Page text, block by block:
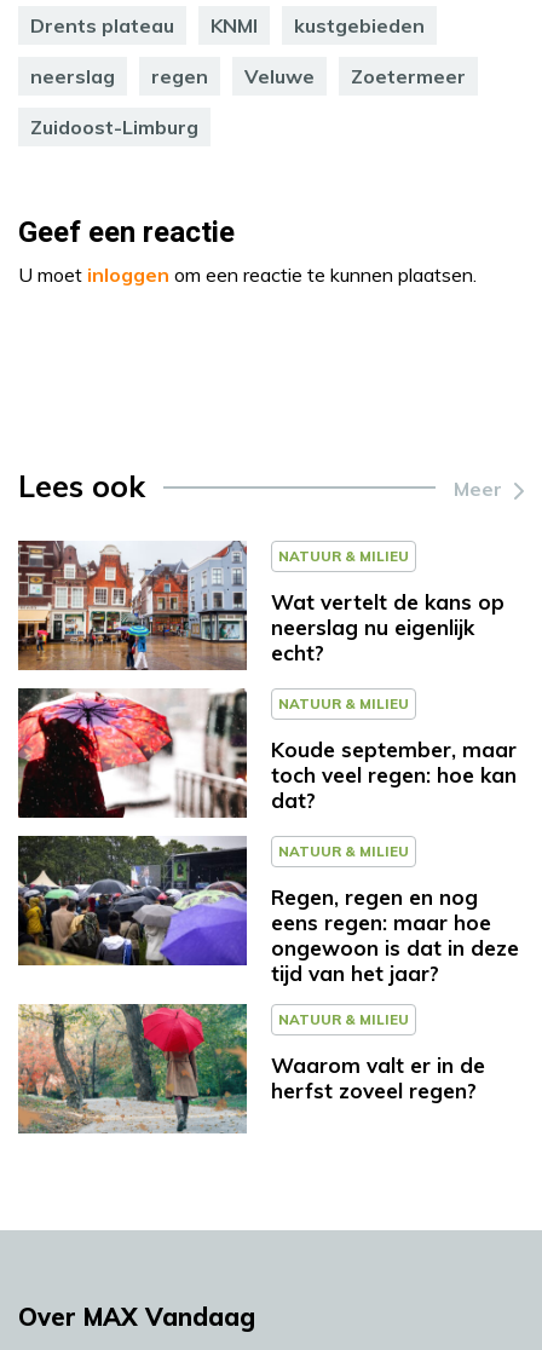
Drents plateau KNMI kustgebieden
neerslag regen Veluwe Zoetermeer
Zuidoost-Limburg
Geef een reactie
U moet inloggen om een reactie te kunnen plaatsen.
Lees ook Meer
NATUUR & MILIEU
Wat vertelt de kans op
neerslag nu eigenlijk
echt?
NATUUR & MILIEU
Koude september, maar
toch veel regen: hoe kan
dat?
NATUUR & MILIEU
Regen, regen en nog
eens regen: maar hoe
ongewoon is dat in deze
tijd van het jaar?
NATUUR & MILIEU
Waarom valt er in de
herfst zoveel regen?
Over MAX Vandaag